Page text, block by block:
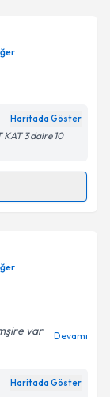
talebi
için bir
Aydınlatma
belirtilen
Haritada Göster
KAT 3 daire 10
takvimi
almanız
var
Devamı
Haritada Göster